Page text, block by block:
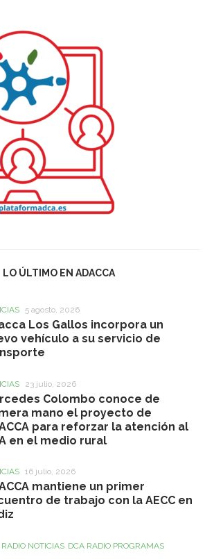
LO ÚLTIMO EN ADACCA
5 agosto, 2026
Los Gallos incorpora un
vehículo a su servicio de
23 julio, 2026
Colombo conoce de
mano el proyecto de
para reforzar la atención al
en el medio rural
16 julio, 2026
mantiene un primer
de trabajo con la AECC en
RADIO NOTICIAS DCA RADIO PROGRAMAS